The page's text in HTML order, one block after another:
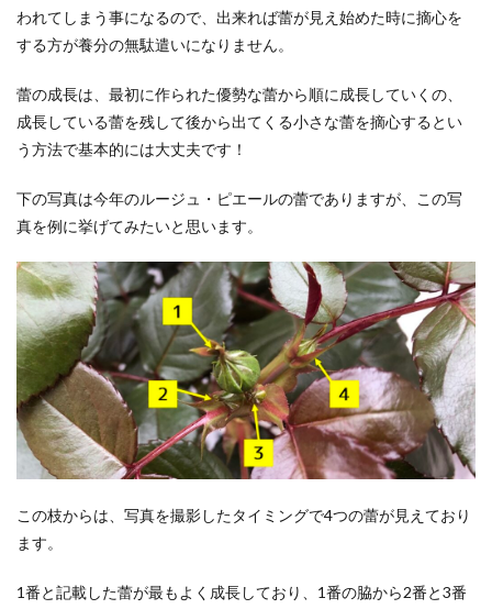
われてしまう事になるので、出来れば蕾が見え始めた時に摘心を
する方が養分の無駄遣いになりません。
蕾の成長は、最初に作られた優勢な蕾から順に成長していくの、
成長している蕾を残して後から出てくる小さな蕾を摘心するとい
う方法で基本的には大丈夫です！
下の写真は今年のルージュ・ピエールの蕾でありますが、この写
真を例に挙げてみたいと思います。
この枝からは、写真を撮影したタイミングで4つの蕾が見えており
ます。
1番と記載した蕾が最もよく成長しており、1番の脇から2番と3番